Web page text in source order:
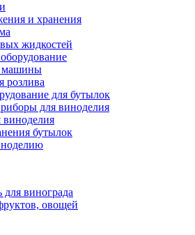
и хранения
жидкостей
машины
розлива
для бутылок
для виноделия
бутылок
для винограда
овощей